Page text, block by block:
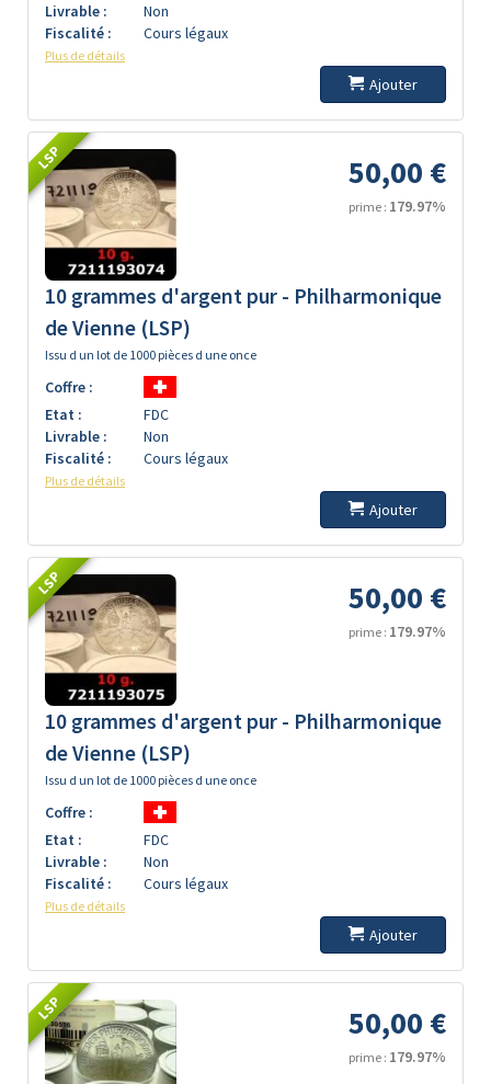
Livrable :
Non
Fiscalité :
Cours légaux
Plus de détails
Ajouter
LSP 50,00 €
prime : 179.97%
10 grammes d'argent pur - Philharmonique
de Vienne (LSP)
Issu d un lot de 1000 pièces d une once
Coffre :
Etat :
FDC
Livrable :
Non
Fiscalité :
Cours légaux
Plus de détails
Ajouter
LSP 50,00 €
prime : 179.97%
10 grammes d'argent pur - Philharmonique
de Vienne (LSP)
Issu d un lot de 1000 pièces d une once
Coffre :
Etat :
FDC
Livrable :
Non
Fiscalité :
Cours légaux
Plus de détails
Ajouter
LSP 50,00 €
prime : 179.97%